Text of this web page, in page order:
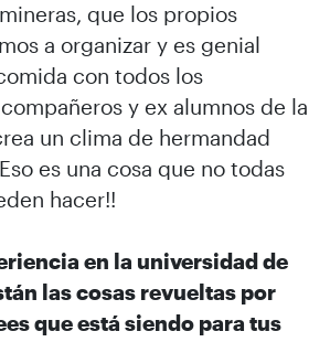
que los propios
a organizar y es genial
con todos los
y ex alumnos de la
un clima de hermandad
es una cosa que no todas
hacer!!
en la universidad de
las cosas revueltas por
que está siendo para tus